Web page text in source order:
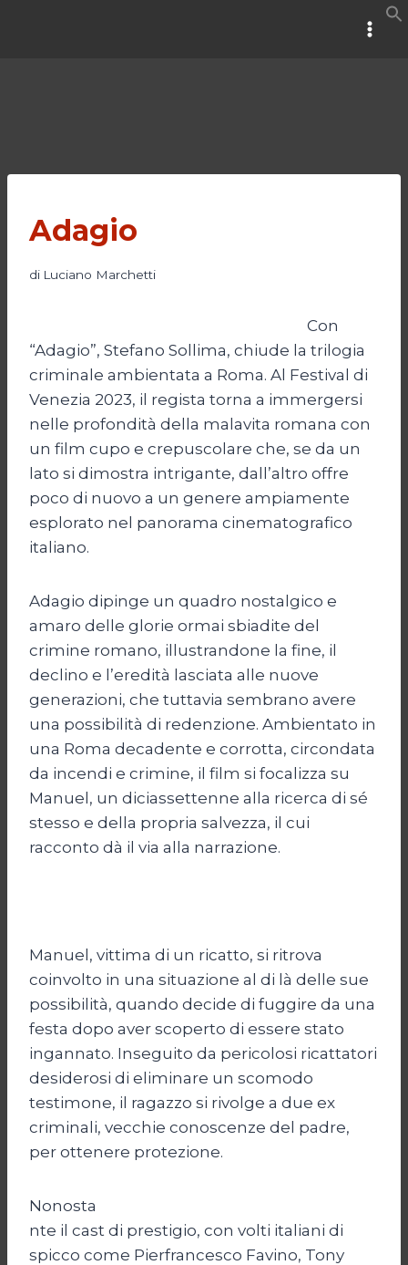
Adagio
di Luciano Marchetti
Con
“Adagio”, Stefano Sollima, chiude la trilogia
criminale ambientata a Roma. Al Festival di
Venezia 2023, il regista torna a immergersi
nelle profondità della malavita romana con
un film cupo e crepuscolare che, se da un
lato si dimostra intrigante, dall’altro offre
poco di nuovo a un genere ampiamente
esplorato nel panorama cinematografico
italiano.
Adagio dipinge un quadro nostalgico e
amaro delle glorie ormai sbiadite del
crimine romano, illustrandone la fine, il
declino e l’eredità lasciata alle nuove
generazioni, che tuttavia sembrano avere
una possibilità di redenzione. Ambientato in
una Roma decadente e corrotta, circondata
da incendi e crimine, il film si focalizza su
Manuel, un diciassettenne alla ricerca di sé
stesso e della propria salvezza, il cui
racconto dà il via alla narrazione.
Manuel, vittima di un ricatto, si ritrova
coinvolto in una situazione al di là delle sue
possibilità, quando decide di fuggire da una
festa dopo aver scoperto di essere stato
ingannato. Inseguito da pericolosi ricattatori
desiderosi di eliminare un scomodo
testimone, il ragazzo si rivolge a due ex
criminali, vecchie conoscenze del padre,
per ottenere protezione.
Nonosta
nte il cast di prestigio, con volti italiani di
spicco come Pierfrancesco Favino, Tony